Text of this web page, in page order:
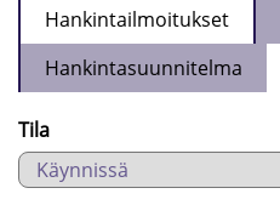
Hankintailmoitukset
Hankintasuunnitelma
Tila